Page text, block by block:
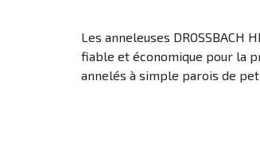
Les anneleuses DROSSBACH
fiable et économique pour la
annelés à simple parois de